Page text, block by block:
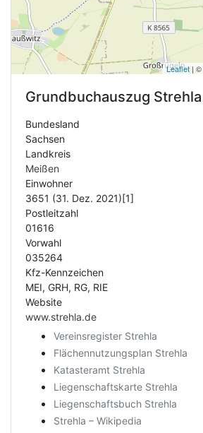
Leaflet| ©
Grundbuchauszug Strehla
Bundesland
Sachsen
Landkreis
Meißen
Einwohner
3651 (31. Dez. 2021)[1]
Postleitzahl
01616
Vorwahl
035264
Kfz-Kennzeichen
MEI, GRH, RG, RIE
Website
www.strehla.de
Vereinsregister Strehla
Flächennutzungsplan Strehla
Katasteramt Strehla
Liegenschaftskarte Strehla
Liegenschaftsbuch Strehla
Strehla – Wikipedia